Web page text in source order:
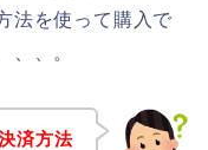
法を使って購入で
、、。
済方法